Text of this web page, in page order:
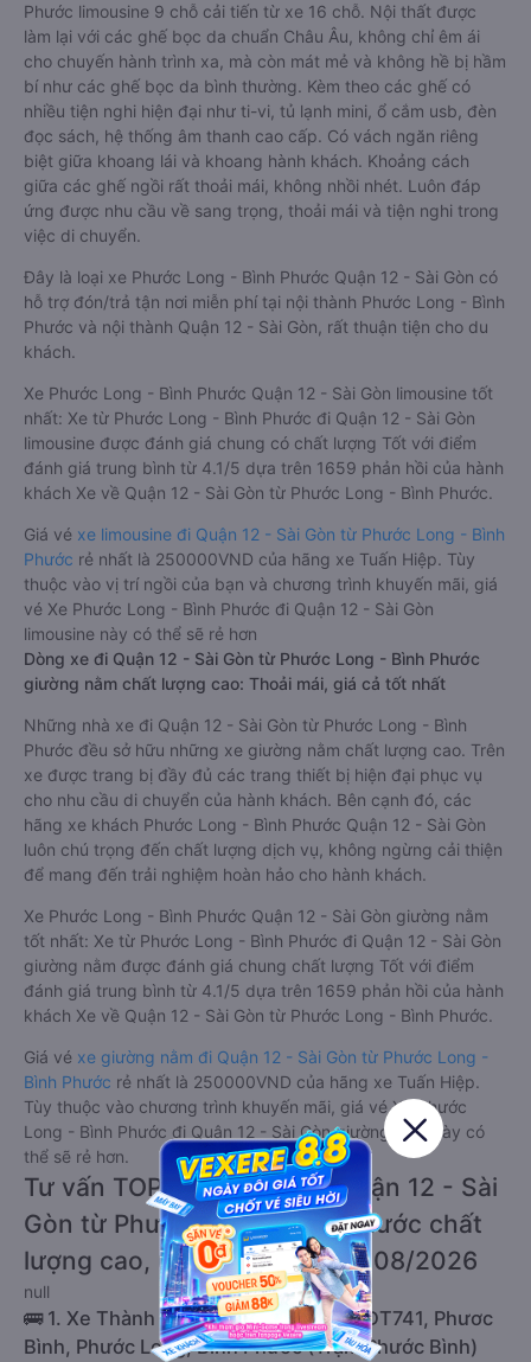
Phước limousine 9 chỗ cải tiến từ xe 16 chỗ. Nội thất được
làm lại với các ghế bọc da chuẩn Châu Âu, không chỉ êm ái
cho chuyến hành trình xa, mà còn mát mẻ và không hề bị hầm
bí như các ghế bọc da bình thường. Kèm theo các ghế có
nhiều tiện nghi hiện đại như ti-vi, tủ lạnh mini, ổ cắm usb, đèn
đọc sách, hệ thống âm thanh cao cấp. Có vách ngăn riêng
biệt giữa khoang lái và khoang hành khách. Khoảng cách
giữa các ghế ngồi rất thoải mái, không nhồi nhét. Luôn đáp
ứng được nhu cầu về sang trọng, thoải mái và tiện nghi trong
việc di chuyển.
Đây là loại xe Phước Long - Bình Phước Quận 12 - Sài Gòn có
hỗ trợ đón/trả tận nơi miễn phí tại nội thành Phước Long - Bình
Phước và nội thành Quận 12 - Sài Gòn, rất thuận tiện cho du
khách.
Xe Phước Long - Bình Phước Quận 12 - Sài Gòn limousine tốt
nhất: Xe từ Phước Long - Bình Phước đi Quận 12 - Sài Gòn
limousine được đánh giá chung có chất lượng Tốt với điểm
đánh giá trung bình từ 4.1/5 dựa trên 1659 phản hồi của hành
khách Xe về Quận 12 - Sài Gòn từ Phước Long - Bình Phước.
Giá vé xe limousine đi Quận 12 - Sài Gòn từ Phước Long - Bình
Phước rẻ nhất là 250000VND của hãng xe Tuấn Hiệp. Tùy
thuộc vào vị trí ngồi của bạn và chương trình khuyến mãi, giá
vé Xe Phước Long - Bình Phước đi Quận 12 - Sài Gòn
limousine này có thể sẽ rẻ hơn
Dòng xe đi Quận 12 - Sài Gòn từ Phước Long - Bình Phước
giường nằm chất lượng cao: Thoải mái, giá cả tốt nhất
Những nhà xe đi Quận 12 - Sài Gòn từ Phước Long - Bình
Phước đều sở hữu những xe giường nằm chất lượng cao. Trên
xe được trang bị đầy đủ các trang thiết bị hiện đại phục vụ
cho nhu cầu di chuyển của hành khách. Bên cạnh đó, các
hãng xe khách Phước Long - Bình Phước Quận 12 - Sài Gòn
luôn chú trọng đến chất lượng dịch vụ, không ngừng cải thiện
để mang đến trải nghiệm hoàn hảo cho hành khách.
Xe Phước Long - Bình Phước Quận 12 - Sài Gòn giường nằm
tốt nhất: Xe từ Phước Long - Bình Phước đi Quận 12 - Sài Gòn
giường nằm được đánh giá chung chất lượng Tốt với điểm
đánh giá trung bình từ 4.1/5 dựa trên 1659 phản hồi của hành
khách Xe về Quận 12 - Sài Gòn từ Phước Long - Bình Phước.
Giá vé xe giường nằm đi Quận 12 - Sài Gòn từ Phước Long -
Bình Phước rẻ nhất là 250000VND của hãng xe Tuấn Hiệp.
Tùy thuộc vào chương trình khuyến mãi, giá vé Xe Phước
Long - Bình Phước đi Quận 12 - Sài Gòn giường nằm này có
thể sẽ rẻ hơn.
Tư vấn TOP 2 xe khách đi Quận 12 - Sài
Gòn từ Phước Long - Bình Phước chất
lượng cao, uy tín, giá rẻ nhất 08/2026
null
🚌 1. Xe Thành Công khởi hành tại 56 ĐT741, Phươc
Bình, Phước Long, Bình Phước (Trạm Phước Bình)